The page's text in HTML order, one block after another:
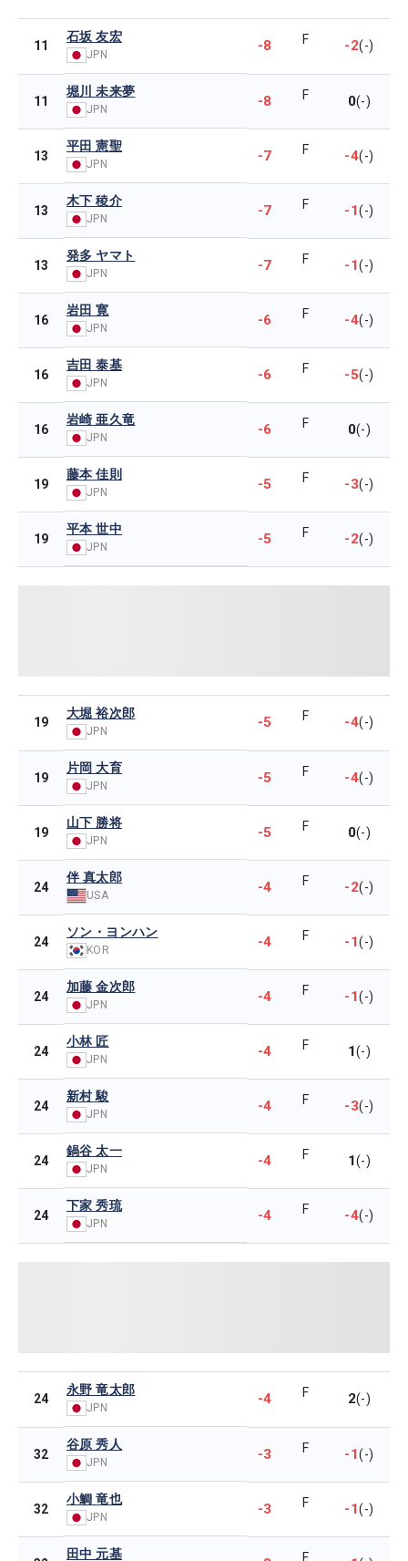
11
石坂 友宏
JPN
-8 F -2(-)
11
堀川 未来夢
JPN -8 F 0(-)
13
平田 憲聖
JPN -7 F -4(-)
13
木下 稜介
JPN -7 F -1(-)
13
発多 ヤマト
JPN -7 F -1(-)
16
岩田 寛
JPN -6 F -4(-)
16
吉田 泰基
JPN -6 F -5(-)
16
岩崎 亜久竜
JPN -6 F 0(-)
19
藤本 佳則
JPN -5 F -3(-)
19
平本 世中
JPN -5 F -2(-)
19
大堀 裕次郎
JPN
-5 F -4(-)
19
片岡 大育
JPN -5 F -4(-)
19
山下 勝将
JPN -5 F 0(-)
24
伴 真太郎
USA -4 F -2(-)
24
ソン・ヨンハン
KOR -4 F -1(-)
24
加藤 金次郎
JPN -4 F -1(-)
24
小林 匠
JPN -4 F 1(-)
24
新村 駿
JPN -4 F -3(-)
24
鍋谷 太一
JPN -4 F 1(-)
24
下家 秀琉
JPN -4 F -4(-)
24
永野 竜太郎
JPN
-4 F 2(-)
32
谷原 秀人
JPN -3 F -1(-)
32
小鯛 竜也
JPN -3 F -1(-)
田中 元基 F